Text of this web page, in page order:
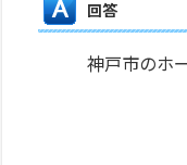
回答
神戸市のホ